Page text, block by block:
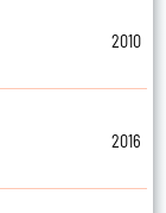
2010
2016